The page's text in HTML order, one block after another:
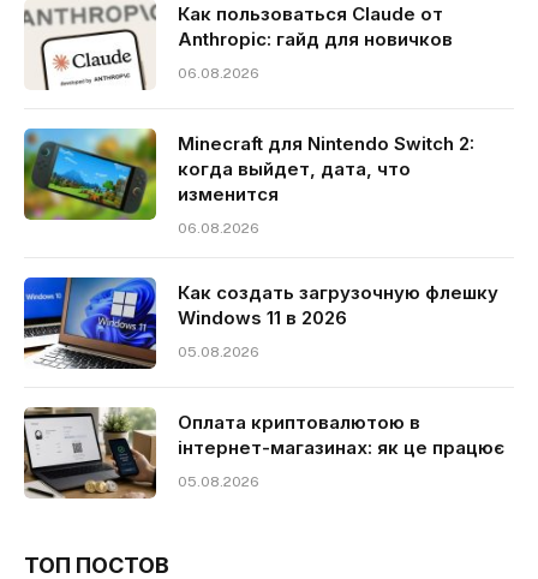
Как пользоваться Claude от
Anthropic: гайд для новичков
06.08.2026
Minecraft для Nintendo Switch 2:
когда выйдет, дата, что
изменится
06.08.2026
Как создать загрузочную флешку
Windows 11 в 2026
05.08.2026
Оплата криптовалютою в
інтернет-магазинах: як це працює
05.08.2026
ТОП ПОСТОВ